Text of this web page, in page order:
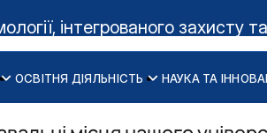
інтегрованого захисту
ОСВІТНЯ ДІЯЛЬНІСТЬ НАУКА ТА
робота
робота